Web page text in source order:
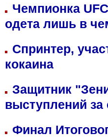
Чемпионка
одета лишь в
Спринтер,
кокаина
Защитник
выступлений
Финал